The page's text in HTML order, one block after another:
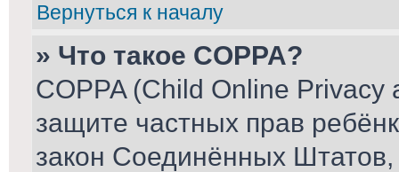
Вернуться к началу
» Что такое COPPA?
COPPA (Child Online Privacy
защите частных прав
закон Соединённых